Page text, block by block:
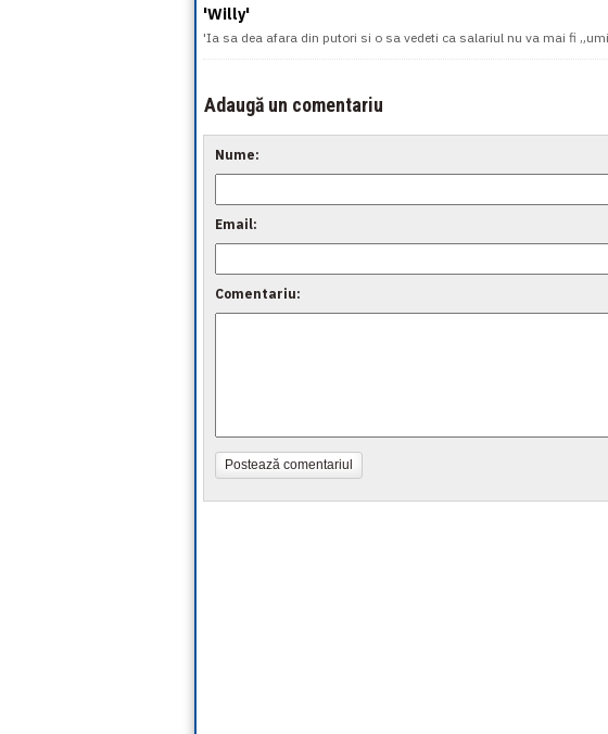
'Willy'
'Ia sa dea afara din putori si o sa vedeti ca salariul nu va mai fi
Adaugă un comentariu
Nume:
Email:
Comentariu:
Postează comentariul